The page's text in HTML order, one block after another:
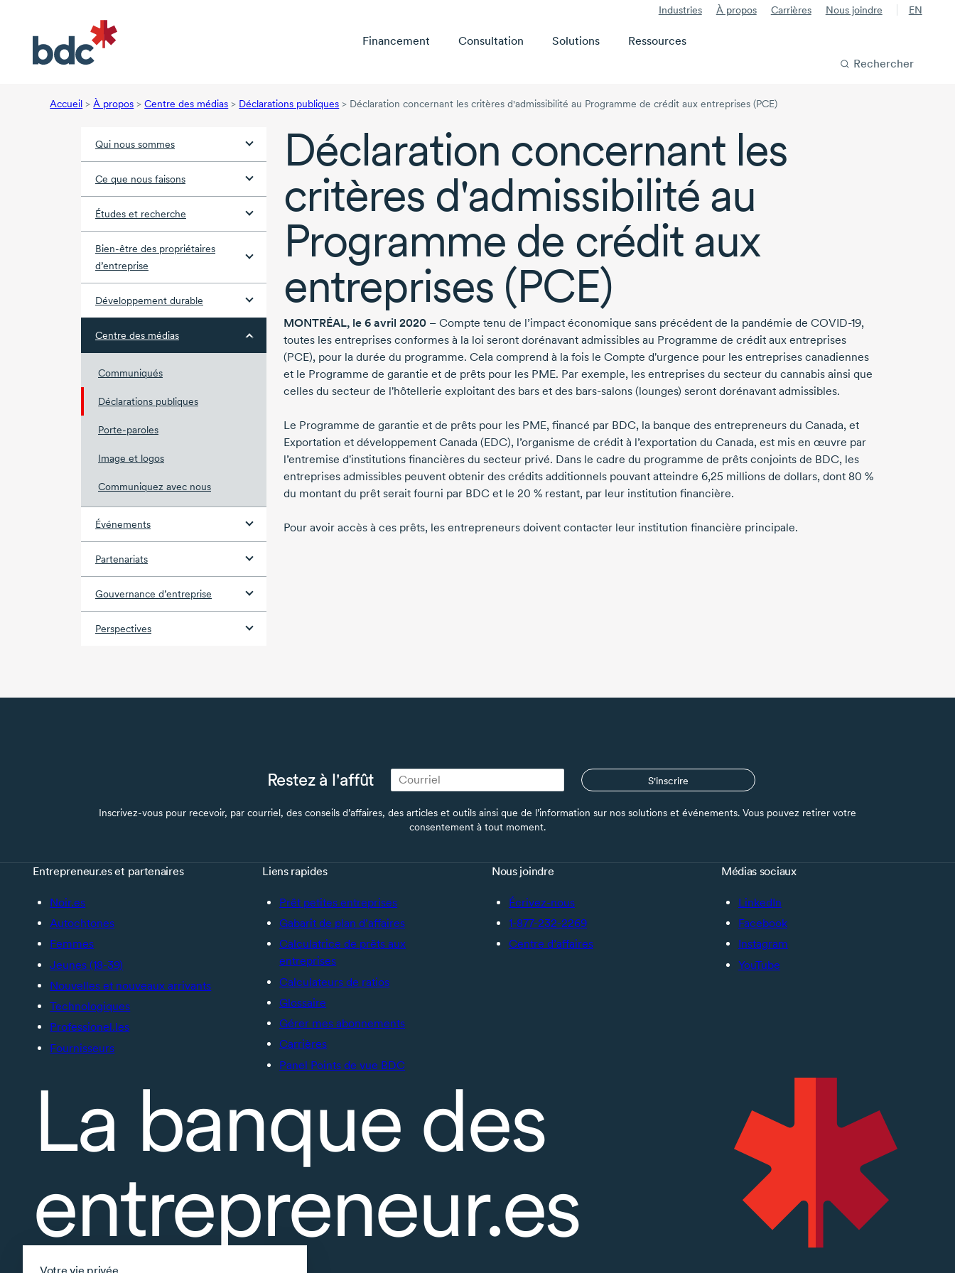
Industries À propos Carrières Nous joindre EN
Financement Consultation Solutions
Ressources
Rechercher
Accueil > À propos > Centre des médias > Déclarations publiques > Déclaration concernant les critères d'admissibilité au Programme de crédit aux entreprises (PCE)
Qui nous sommes
Ce que nous faisons
Études et recherche
Bien-être des propriétaires
d’entreprise
Développement durable
Centre des médias
Communiqués
Déclarations publiques
Porte-paroles
Image et logos
Communiquez avec nous
Événements
Partenariats
Gouvernance d’entreprise
Perspectives
Déclaration concernant les
critères d'admissibilité au
Programme de crédit aux
entreprises (PCE)
MONTRÉAL, le 6 avril 2020 – Compte tenu de l’impact économique sans précédent de la pandémie de COVID-19,
toutes les entreprises conformes à la loi seront dorénavant admissibles au Programme de crédit aux entreprises
(PCE), pour la durée du programme. Cela comprend à la fois le Compte d'urgence pour les entreprises canadiennes
et le Programme de garantie et de prêts pour les PME. Par exemple, les entreprises du secteur du cannabis ainsi que
celles du secteur de l'hôtellerie exploitant des bars et des bars-salons (lounges) seront dorénavant admissibles.
Le Programme de garantie et de prêts pour les PME, financé par BDC, la banque des entrepreneurs du Canada, et
Exportation et développement Canada (EDC), l’organisme de crédit à l’exportation du Canada, est mis en œuvre par
l’entremise d'institutions financières du secteur privé. Dans le cadre du programme de prêts conjoints de BDC, les
entreprises admissibles peuvent obtenir des crédits additionnels pouvant atteindre 6,25 millions de dollars, dont 80 %
du montant du prêt serait fourni par BDC et le 20 % restant, par leur institution financière.
Pour avoir accès à ces prêts, les entrepreneurs doivent contacter leur institution financière principale.
Restez à l'affût S'inscrire
Inscrivez-vous pour recevoir, par courriel, des conseils d’affaires, des articles et outils ainsi que de l’information sur nos solutions et événements. Vous pouvez retirer votre
consentement à tout moment.
Entrepreneur.es et partenaires
Noir.es
Autochtones
Femmes
Jeunes (18-39)
Nouvelles et nouveaux arrivants
Technologiques
Professionel.les
Fournisseurs
Liens rapides
Prêt petites entreprises
Gabarit de plan d’affaires
Calculatrice de prêts aux
entreprises
Calculateurs de ratios
Glossaire
Gérer mes abonnements
Carrières
Panel Points de vue BDC
Nous joindre
Écrivez-nous
1-877-232-2269
Centre d’affaires
Médias sociaux
LinkedIn
Facebook
Instagram
YouTube
La banque des
entrepreneur.es
À propos